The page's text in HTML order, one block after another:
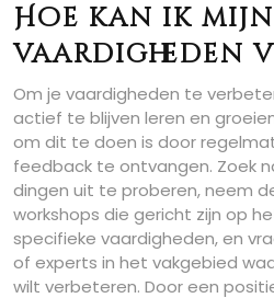
Hoe kan ik mijn
vaardigheden
Om je vaardigheden te
actief te blijven leren en
om dit te doen is door
feedback te ontvangen. Zoek
dingen uit te proberen, neem
workshops die gericht zijn op
specifieke vaardigheden, en
of experts in het vakgebied
wilt verbeteren. Door een